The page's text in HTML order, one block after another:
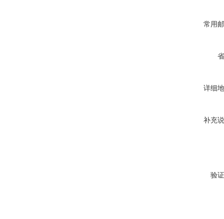
常用
详细
补充
验